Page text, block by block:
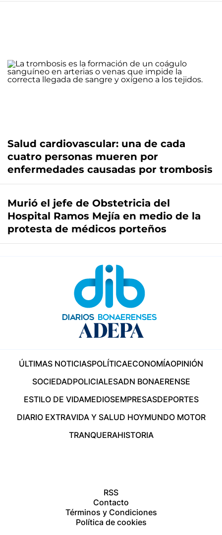
Salud cardiovascular: una de cada
cuatro personas mueren por
enfermedades causadas por trombosis
Murió el jefe de Obstetricia del
Hospital Ramos Mejía en medio de la
protesta de médicos porteños
ÚLTIMAS NOTICIASPOLÍTICAECONOMÍAOPINIÓN
SOCIEDADPOLICIALESADN BONAERENSE
ESTILO DE VIDAMEDIOSEMPRESASDEPORTES
DIARIO EXTRAVIDA Y SALUD HOYMUNDO MOTOR
TRANQUERAHISTORIA
RSS
Contacto
Términos y Condiciones
Política de cookies